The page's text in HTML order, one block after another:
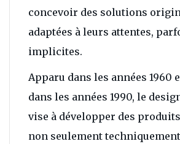
concevoir des solutions
adaptées à leurs attentes,
implicites.
Apparu dans les années 1960
dans les années 1990, le
vise à développer des
non seulement